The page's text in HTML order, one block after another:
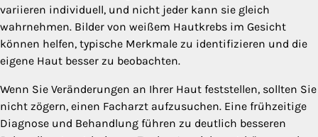
variieren individuell, und nicht jeder kann sie gleich
wahrnehmen. Bilder von weißem Hautkrebs im Gesicht
können helfen, typische Merkmale zu identifizieren und die
eigene Haut besser zu beobachten.
Wenn Sie Veränderungen an Ihrer Haut feststellen, sollten Sie
nicht zögern, einen Facharzt aufzusuchen. Eine frühzeitige
Diagnose und Behandlung führen zu deutlich besseren